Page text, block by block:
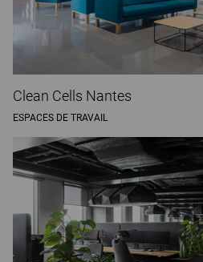
Clean Cells Nantes
ESPACES DE TRAVAIL